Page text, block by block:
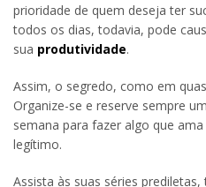
prioridade de quem deseja ter
todos os dias, todavia, pode
sua produtividade.
Assim, o segredo, como em
Organize-se e reserve sempre
semana para fazer algo que
legítimo.
Assista às suas séries